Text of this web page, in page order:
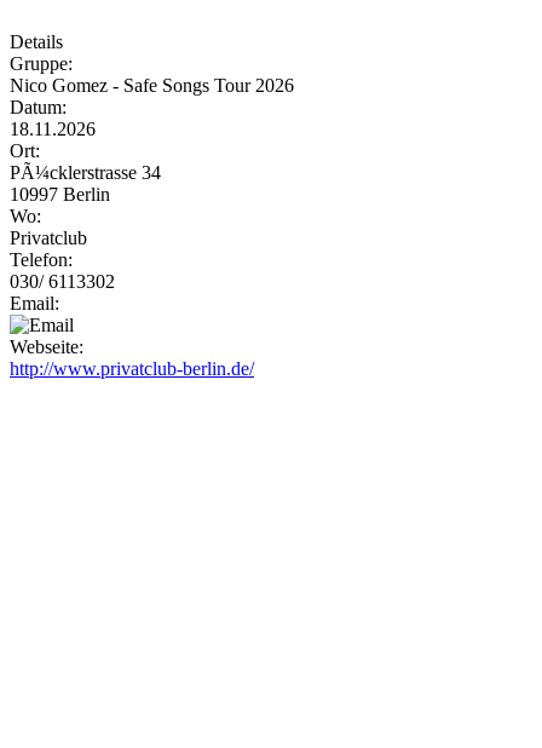
Details
Gruppe:
Nico Gomez - Safe Songs Tour 2026
Datum:
18.11.2026
Ort:
PÃ¼cklerstrasse 34
10997 Berlin
Wo:
Privatclub
Telefon:
030/ 6113302
Email:
Webseite:
http://www.privatclub-berlin.de/